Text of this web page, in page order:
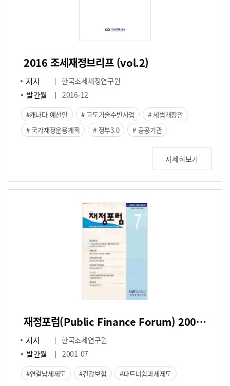
2016 조세재정브리프 (vol.2)
저자 한국조세재정연구원
발간월 2016-12
캐나다 예산안 고도기술수반사업
세법개정안
국가재정운용계획
정부3.0 공공기관
자세히보기
재정포럼(Public Finance Forum) 2001년 7월호(통권 제61호)
저자 한국조세연구원
발간월 2001-07
연결납세제도 건강보험 파트너쉽과세제도